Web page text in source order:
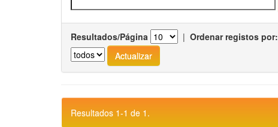
Resultados/Página | Ordenar registos por:
Resultados 1-1 de 1.